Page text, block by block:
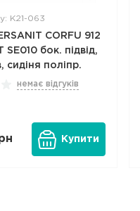
K21-063
CORFU 912
SE010 бок. підвід,
сидіня поліпр.
немає відгуків
Купити